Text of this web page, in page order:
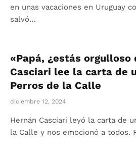
en unas vacaciones en Uruguay
salvó…
«Papá, ¿estás orgulloso
Casciari lee la carta de
Perros de la Calle
diciembre 12, 2024
Hernán Casciari leyó la carta de
la Calle y nos emocionó a todos.